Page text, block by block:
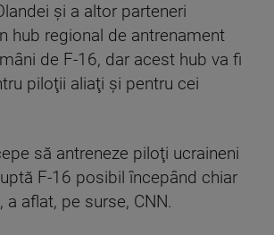
şi a altor parteneri
hub regional de antrenament
de F-16, dar acest hub va fi
piloţii aliaţi şi pentru cei
să antreneze piloţi ucraineni
F-16 posibil începând chiar
a aflat, pe surse, CNN.